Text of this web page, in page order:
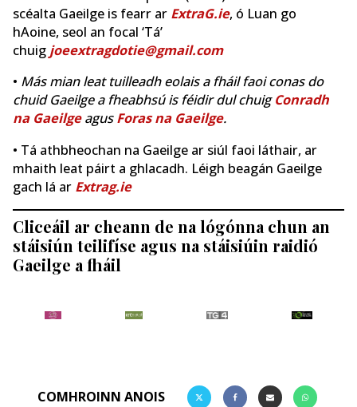
scéalta Gaeilge is fearr ar ExtraG.ie, ó Luan go
hAoine, seol an focal ‘Tá’
chuig joeextragdotie@gmail.com
• Más mian leat tuilleadh eolais a fháil faoi conas do
chuid Gaeilge a fheabhsú is féidir dul chuigConradh
na GaeilgeagusForas na Gaeilge.
• Tá athbheochan na Gaeilge ar siúl faoi láthair, ar
mhaith leat páirt a ghlacadh. Léigh beagán Gaeilge
gach lá ar Extrag.ie
Cliceáil ar cheann de na lógónna chun an
stáisiún teilifíse agus na stáisiúin raidió
Gaeilge a fháil
COMHROINN ANOIS